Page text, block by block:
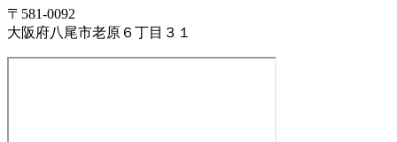
〒581-0092
大阪府八尾市老原６丁目３１